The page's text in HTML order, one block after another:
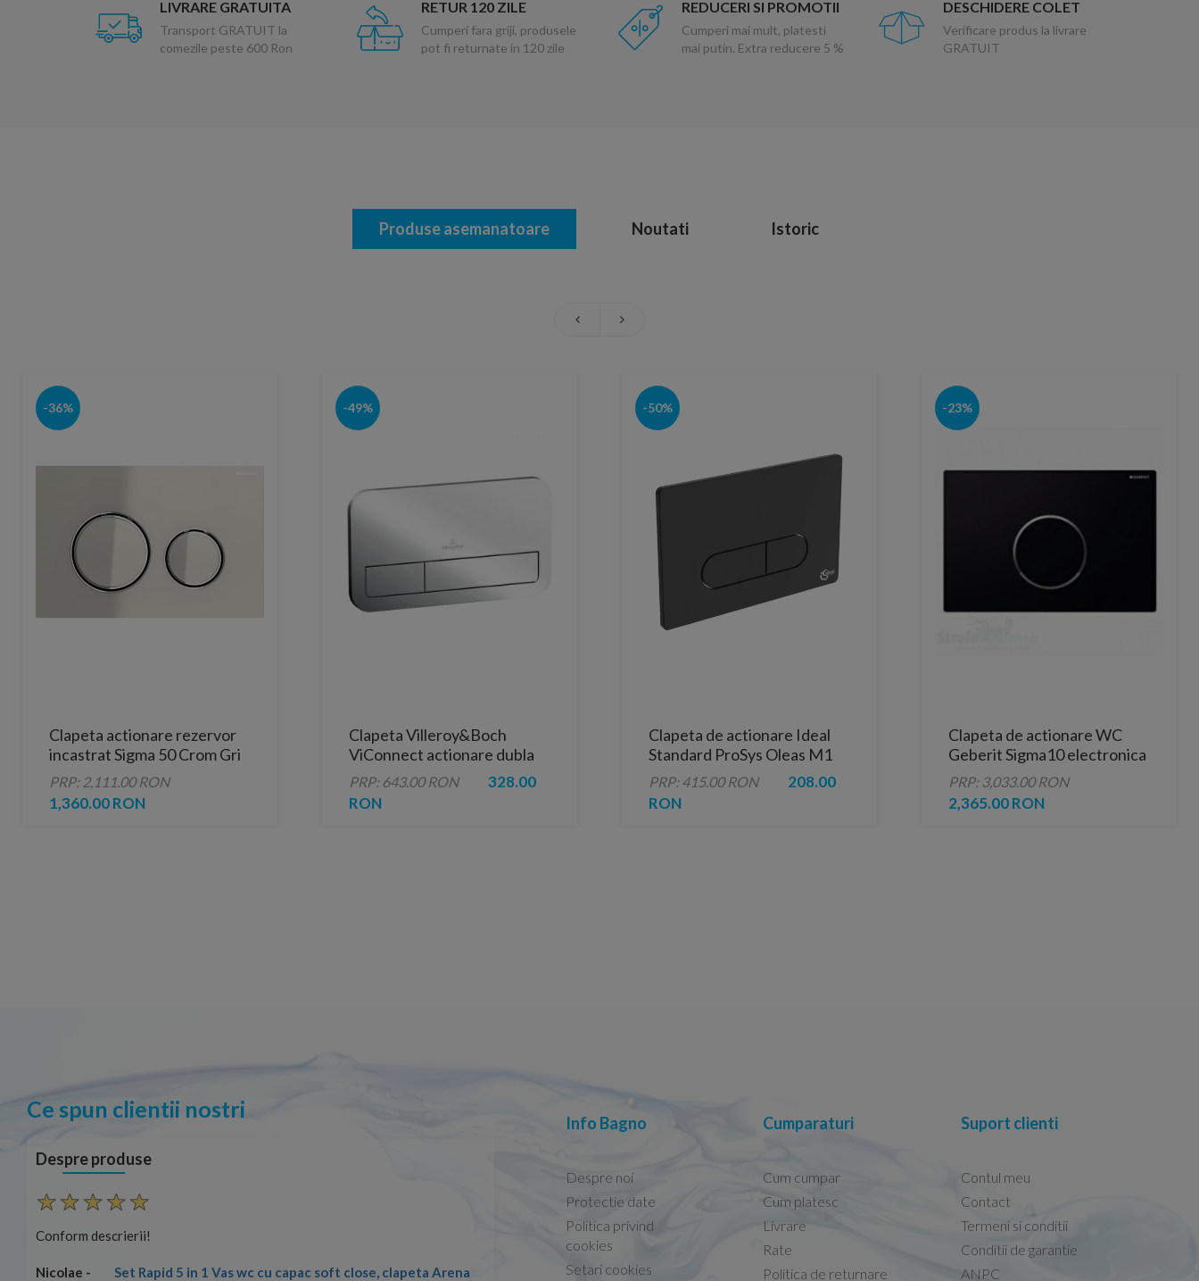
LIVRARE GRATUITA
Transport GRATUIT la
comezile peste 600 Ron
RETUR 120 ZILE
Cumperi fara griji, produsele
pot fi returnate in 120 zile
REDUCERI SI PROMOTII
Cumperi mai mult, platesti
mai putin. Extra reducere 5 %
DESCHIDERE COLET
Verificare produs la livrare
GRATUIT
Produse asemanatoare Noutati Istoric
-36%
Clapeta actionare rezervor
incastrat Sigma 50 Crom Gri
Nisipiu
PRP: 2,111.00 RON
1,360.00 RON
-49%
Clapeta Villeroy&Boch
ViConnect actionare dubla
crom lucios 25 cm
PRP: 643.00 RON
328.00
RON
-50%
Clapeta de actionare Ideal
Standard ProSys Oleas M1
negru mat
PRP: 415.00 RON
208.00
RON
-23%
Clapeta de actionare WC
Geberit Sigma10 electronica
cu senzor, alimentare 220V
PRP: 3,033.00 RON
2,365.00 RON
Ce spun clientii nostri
Despre produse
Conform descrierii!
Nicolae - Set Rapid 5 in 1 Vas wc cu capac soft close, clapeta Arena
Conform descrierii!
13.02.2026
Capacele Grohe sunt de bună calitate și se
Marius -08.02.2026
Info Bagno
Despre noi
Protectie date
Politica privind
cookies
Setari cookies
Cumparaturi
Cum cumpar
Cum platesc
Livrare
Rate
Politica de returnare
Suport clienti
Contul meu
Contact
Termeni si conditii
Conditii de garantie
ANPC